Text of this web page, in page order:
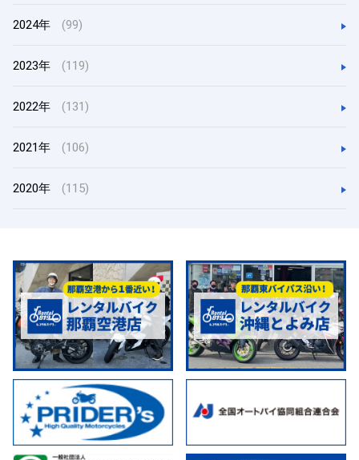
2024年 (99)
2023年 (119)
2022年 (131)
2021年 (106)
2020年 (115)